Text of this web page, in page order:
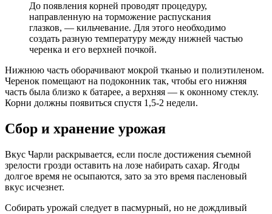
До появления корней проводят процедуру,
направленную на торможение распускания
глазков, — кильчевание. Для этого необходимо
создать разную температуру между нижней частью
черенка и его верхней почкой.
Нижнюю часть оборачивают мокрой тканью и полиэтиленом.
Черенок помещают на подоконник так, чтобы его нижняя
часть была близко к батарее, а верхняя — к оконному стеклу.
Корни должны появиться спустя 1,5-2 недели.
Сбор и хранение урожая
Вкус Чарли раскрывается, если после достижения съемной
зрелости грозди оставить на лозе набирать сахар. Ягоды
долгое время не осыпаются, зато за это время пасленовый
вкус исчезнет.
Собирать урожай следует в пасмурный, но не дождливый